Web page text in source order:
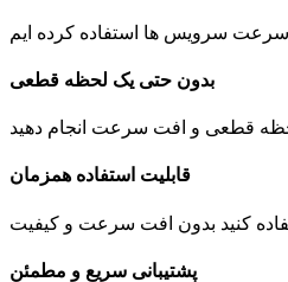
بدون حتی یک لحظه قطعی
قابلیت استفاده همزمان
کنید بدون افت سرعت و کیفیت
پشتیبانی سریع و مطمئن